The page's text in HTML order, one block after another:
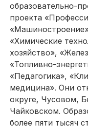
образовательно-
проекта
«Химические
хозяйство»,
«Топливно-
«Педагогика»,
медицина». Они
округе, Чусовом,
Чайковском.
более пяти тысяч